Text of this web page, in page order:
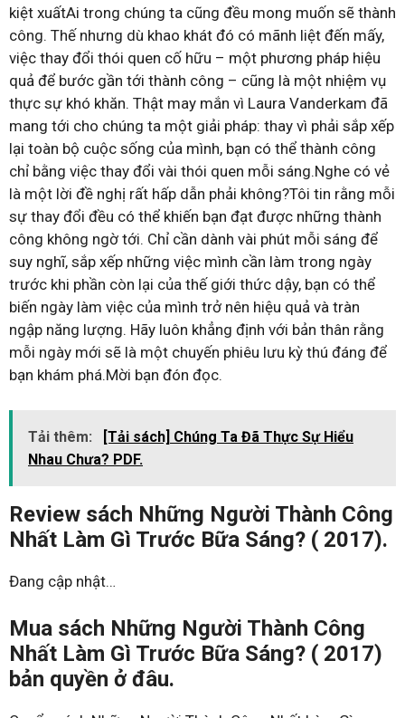
kiệt xuấtAi trong chúng ta cũng đều mong muốn sẽ thành
công. Thế nhưng dù khao khát đó có mãnh liệt đến mấy,
việc thay đổi thói quen cố hữu – một phương pháp hiệu
quả để bước gần tới thành công – cũng là một nhiệm vụ
thực sự khó khăn. Thật may mắn vì Laura Vanderkam đã
mang tới cho chúng ta một giải pháp: thay vì phải sắp xếp
lại toàn bộ cuộc sống của mình, bạn có thể thành công
chỉ bằng việc thay đổi vài thói quen mỗi sáng.Nghe có vẻ
là một lời đề nghị rất hấp dẫn phải không?Tôi tin rằng mỗi
sự thay đổi đều có thể khiến bạn đạt được những thành
công không ngờ tới. Chỉ cần dành vài phút mỗi sáng để
suy nghĩ, sắp xếp những việc mình cần làm trong ngày
trước khi phần còn lại của thế giới thức dậy, bạn có thể
biến ngày làm việc của mình trở nên hiệu quả và tràn
ngập năng lượng. Hãy luôn khẳng định với bản thân rằng
mỗi ngày mới sẽ là một chuyến phiêu lưu kỳ thú đáng để
bạn khám phá.Mời bạn đón đọc.
Tải thêm:
[Tải sách] Chúng Ta Đã Thực Sự Hiểu
Nhau Chưa? PDF.
Review sách Những Người Thành Công
Nhất Làm Gì Trước Bữa Sáng? ( 2017).
Đang cập nhật…
Mua sách Những Người Thành Công
Nhất Làm Gì Trước Bữa Sáng? ( 2017)
bản quyền ở đâu.